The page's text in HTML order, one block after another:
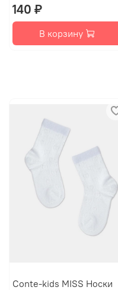
140 ₽
В корзину
Conte-kids MISS Носки